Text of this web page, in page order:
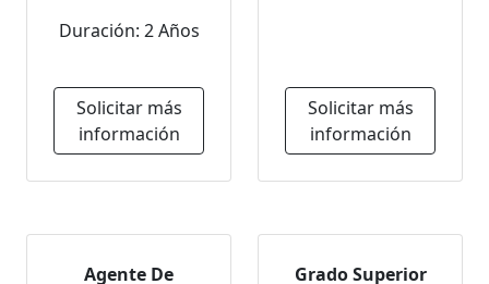
Duración: 2 Años
Solicitar más
información
Solicitar más
información
Agente De Grado Superior